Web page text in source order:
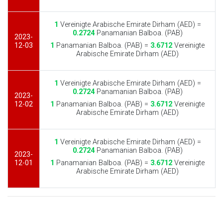
2023-
12-03
1 Vereinigte Arabische Emirate Dirham (AED) =
0.2724Panamanian Balboa. (PAB)
1 Panamanian Balboa. (PAB) = 3.6712 Vereinigte
Arabische Emirate Dirham (AED)
2023-
12-02
1 Vereinigte Arabische Emirate Dirham (AED) =
0.2724Panamanian Balboa. (PAB)
1 Panamanian Balboa. (PAB) = 3.6712 Vereinigte
Arabische Emirate Dirham (AED)
2023-
12-01
1 Vereinigte Arabische Emirate Dirham (AED) =
0.2724Panamanian Balboa. (PAB)
1 Panamanian Balboa. (PAB) = 3.6712 Vereinigte
Arabische Emirate Dirham (AED)